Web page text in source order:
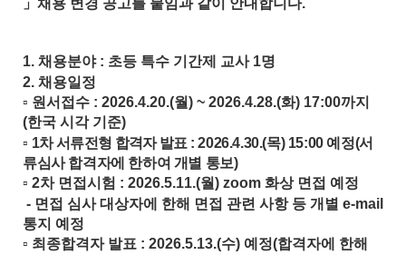
1. 채용분야 : 초등 특수 기간제 교사 1명
2. 채용일정
▫ 원서접수 : 2026.4.20.(월) ~ 2026.4.28.(화) 17:00까지
(한국 시각 기준)
▫ 1차 서류전형 합격자 발표 : 2026.4.30.(목) 15:00 예정(서
류심사 합격자에 한하여 개별 통보)
▫ 2차 면접시험 : 2026.5.11.(월) zoom 화상 면접 예정
- 면접 심사 대상자에 한해 면접 관련 사항 등 개별 e-mail
통지 예정
▫ 최종합격자 발표 : 2026.5.13.(수) 예정(합격자에 한해